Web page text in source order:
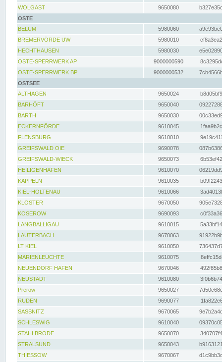
WOLGAST
9650080
OSTE
BELUM
5980060
BREMERVÖRDE UW
5980010
HECHTHAUSEN
5980030
OSTE-SPERRWERK AP
9000000590
OSTE-SPERRWERK BP
9000000532
OSTSEE
ALTHAGEN
9650024
BARHÖFT
9650040
BARTH
9650030
ECKERNFÖRDE
9610045
FLENSBURG
9610010
GREIFSWALD OIE
9690078
GREIFSWALD-WIECK
9650073
HEILIGENHAFEN
9610070
KAPPELN
9610035
KIEL-HOLTENAU
9610066
KLOSTER
9670050
KOSEROW
9690093
LANGBALLIGAU
9610015
LAUTERBACH
9670063
LT KIEL
9610050
MARIENLEUCHTE
9610075
NEUENDORF HAFEN
9670046
NEUSTADT
9610080
Prerow
9650027
RUDEN
9690077
SASSNITZ
9670065
SCHLESWIG
9610040
STAHLBRODE
9650070
STRALSUND
9650043
THIESSOW
9670067